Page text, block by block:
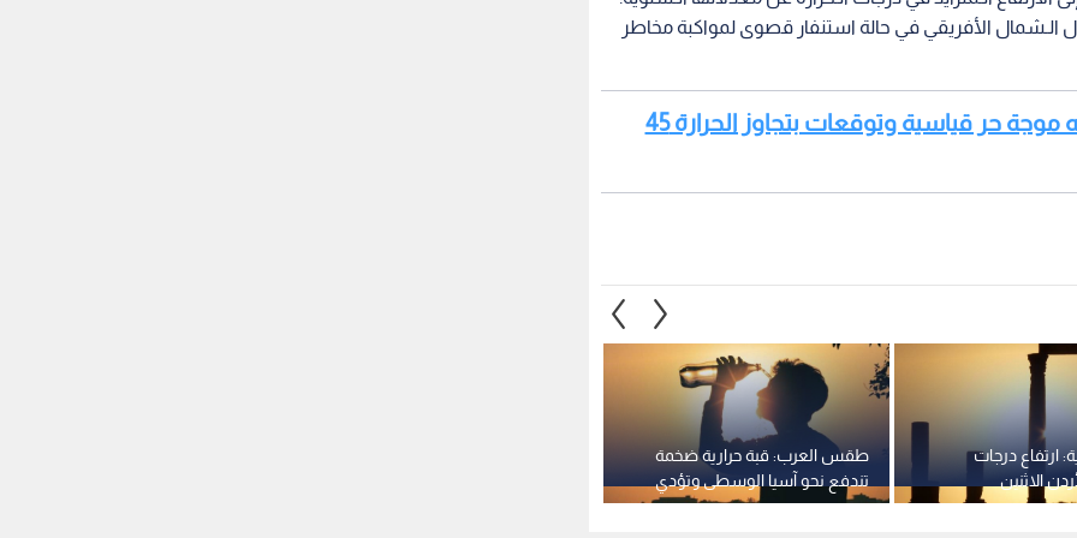
الـشمال الأفريقي في حالة استنفار قصوى لمواكبة مخاطر
اقرأ أيضا: الأشد منذ عقود.. إسبانيا تواجه موجة حر قياسية وتوقعات بتجاوز الحرارة 45
طقس العرب: قبة حرارية ضخمة
تندفع نحو آسيا الوسطى وتؤدي
لموجة حر استثنائية الأيام القادمة
ارتفاع درجات
الاثنين